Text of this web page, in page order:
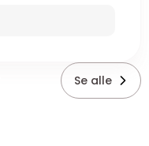
Se alle